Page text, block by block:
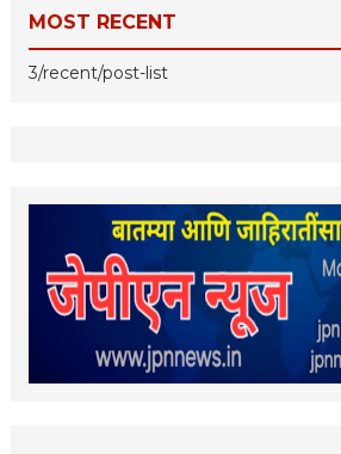
MOST RECENT
3/recent/post-list